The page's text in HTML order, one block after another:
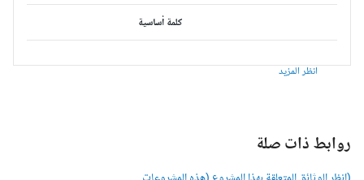
كلمة أساسية
انظر المزيد
روابط ذات صلة